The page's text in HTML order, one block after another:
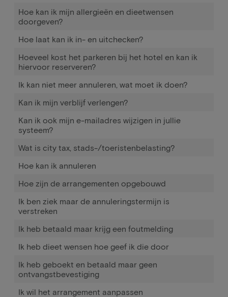
Hoe kan ik mijn allergieën en dieetwensen
doorgeven?
Hoe laat kan ik in- en uitchecken?
Hoeveel kost het parkeren bij het hotel en kan ik
hiervoor reserveren?
Ik kan niet meer annuleren, wat moet ik doen?
Kan ik mijn verblijf verlengen?
Kan ik ook mijn e-mailadres wijzigen in jullie
systeem?
Wat is city tax, stads-/toeristenbelasting?
Hoe kan ik annuleren
Hoe zijn de arrangementen opgebouwd
Ik ben ziek maar de annuleringstermijn is
verstreken
Ik heb betaald maar krijg een foutmelding
Ik heb dieet wensen hoe geef ik die door
Ik heb geboekt en betaald maar geen
ontvangstbevestiging
Ik wil het arrangement aanpassen